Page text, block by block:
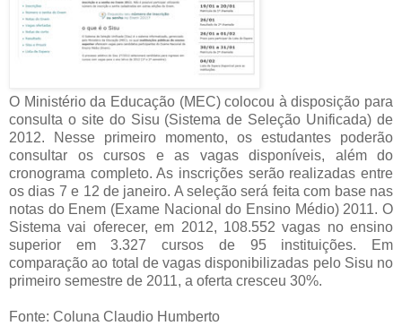
O Ministério da Educação (MEC) colocou à disposição para
consulta o site do Sisu (Sistema de Seleção Unificada) de
2012. Nesse primeiro momento, os estudantes poderão
consultar os cursos e as vagas disponíveis, além do
cronograma completo. As inscrições serão realizadas entre
os dias 7 e 12 de janeiro. A seleção será feita com base nas
notas do Enem (Exame Nacional do Ensino Médio) 2011. O
Sistema vai oferecer, em 2012, 108.552 vagas no ensino
superior em 3.327 cursos de 95 instituições. Em
comparação ao total de vagas disponibilizadas pelo Sisu no
primeiro semestre de 2011, a oferta cresceu 30%.
Fonte: Coluna Claudio Humberto